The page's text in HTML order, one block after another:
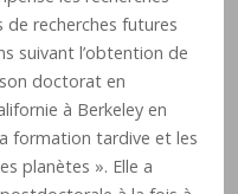
recherches futures
suivant l’obtention de
doctorat en
à Berkeley en
formation tardive et les
planètes ». Elle a